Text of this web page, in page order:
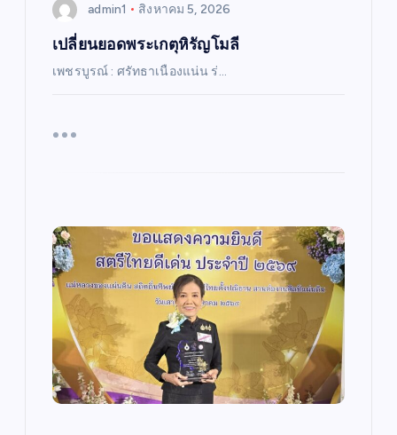
admin1 สิงหาคม 5, 2026
เปลี่ยนยอดพระเกตุหิรัญโมลี
เพชรบูรณ์ : ศรัทธาเนืองแน่น ร่…